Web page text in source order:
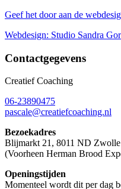
Geef het door aan de
Webdesign: Studio Sandra
Contactgegevens
Creatief Coaching
06-23890475
pascale@creatiefcoaching.nl
Bezoekadres
Blijmarkt 21, 8011 ND Zwolle
(Voorheen Herman Brood
Openingstijden
Momenteel wordt dit per dag